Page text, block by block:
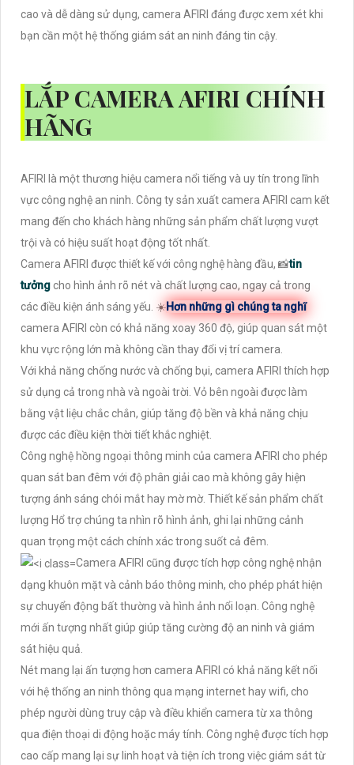
cao và dễ dàng sử dụng, camera AFIRI đáng được xem xét khi
bạn cần một hệ thống giám sát an ninh đáng tin cậy.
LẮP CAMERA AFIRI CHÍNH
HÃNG
AFIRI là một thương hiệu camera nổi tiếng và uy tín trong lĩnh
vực công nghệ an ninh. Công ty sản xuất camera AFIRI cam kết
mang đến cho khách hàng những sản phẩm chất lượng vượt
trội và có hiệu suất hoạt động tốt nhất.
Camera AFIRI được thiết kế với công nghệ hàng đầu, 📸tin
tưởngcho hình ảnh rõ nét và chất lượng cao, ngay cả trong
các điều kiện ánh sáng yếu. ☀️Hơn những gì chúng ta nghĩ
camera AFIRI còn có khả năng xoay 360 độ, giúp quan sát một
khu vực rộng lớn mà không cần thay đổi vị trí camera.
Với khả năng chống nước và chống bụi, camera AFIRI thích hợp
sử dụng cả trong nhà và ngoài trời. Vỏ bên ngoài được làm
bằng vật liệu chắc chắn, giúp tăng độ bền và khả năng chịu
được các điều kiện thời tiết khắc nghiệt.
Công nghệ hồng ngoại thông minh của camera AFIRI cho phép
quan sát ban đêm với độ phân giải cao mà không gây hiện
tượng ánh sáng chói mắt hay mờ mờ. Thiết kế sản phẩm chất
lượng Hổ trợ chúng ta nhìn rõ hình ảnh, ghi lại những cảnh
quan trọng một cách chính xác trong suốt cả đêm.
Camera AFIRI cũng được tích hợp công nghệ nhận
dạng khuôn mặt và cảnh báo thông minh, cho phép phát hiện
sự chuyển động bất thường và hình ảnh nổi loạn. Công nghệ
mới ấn tượng nhất giúp giúp tăng cường độ an ninh và giám
sát hiệu quả.
Nét mang lại ấn tượng hơn camera AFIRI có khả năng kết nối
với hệ thống an ninh thông qua mạng internet hay wifi, cho
phép người dùng truy cập và điều khiển camera từ xa thông
qua điện thoại di động hoặc máy tính. Công nghệ được tích hợp
cao cấp mang lại sự linh hoạt và tiện ích trong việc giám sát từ